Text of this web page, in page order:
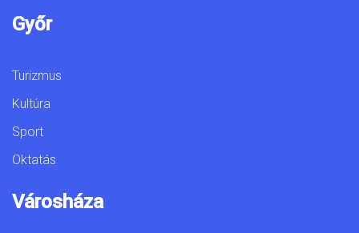
Győr
Turizmus
Kultúra
Sport
Oktatás
Városháza